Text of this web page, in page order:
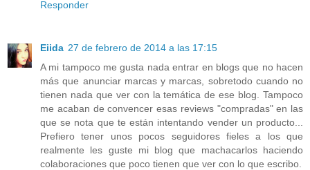
Responder
Eiida 27 de febrero de 2014 a las 17:15
A mi tampoco me gusta nada entrar en blogs que no hacen
más que anunciar marcas y marcas, sobretodo cuando no
tienen nada que ver con la temática de ese blog. Tampoco
me acaban de convencer esas reviews "compradas" en las
que se nota que te están intentando vender un producto...
Prefiero tener unos pocos seguidores fieles a los que
realmente les guste mi blog que machacarlos haciendo
colaboraciones que poco tienen que ver con lo que escribo.